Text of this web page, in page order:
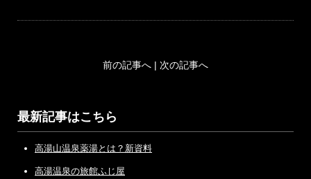
前の記事へ | 次の記事へ
最新記事はこちら
高湯山温泉薬湯とは？新資料
高湯温泉の旅館ふじ屋